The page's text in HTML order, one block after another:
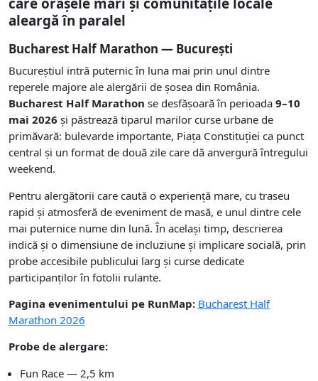
care orașele mari și comunitățile locale
aleargă în paralel
Bucharest Half Marathon — București
Bucureștiul intră puternic în luna mai prin unul dintre
reperele majore ale alergării de șosea din România.
Bucharest Half Marathon se desfășoară în perioada 9–10
mai 2026 și păstrează tiparul marilor curse urbane de
primăvară: bulevarde importante, Piața Constituției ca punct
central și un format de două zile care dă anvergură întregului
weekend.
Pentru alergătorii care caută o experiență mare, cu traseu
rapid și atmosferă de eveniment de masă, e unul dintre cele
mai puternice nume din lună. În același timp, descrierea
indică și o dimensiune de incluziune și implicare socială, prin
probe accesibile publicului larg și curse dedicate
participanților în fotolii rulante.
Pagina evenimentului pe RunMap: Bucharest Half
Marathon 2026
Probe de alergare:
Fun Race — 2,5 km